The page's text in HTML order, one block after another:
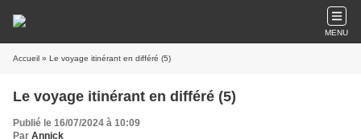
MENU
Accueil » Le voyage itinérant en différé (5)
Le voyage itinérant en différé (5)
Publié le 16/07/2024 à 10:09
Par Annick